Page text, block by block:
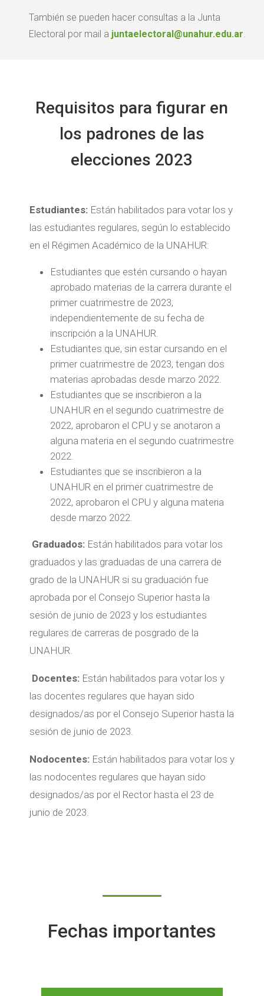
También se pueden hacer consultas a la Junta
Electoral por mail a juntaelectoral@unahur.edu.ar.
Requisitos para figurar en
los padrones de las
elecciones 2023
Estudiantes:Están habilitados para votar los y
las estudiantes regulares, según lo establecido
en el Régimen Académico de la UNAHUR:
Estudiantes que estén cursando o hayan
aprobado materias de la carrera durante el
primer cuatrimestre de 2023,
independientemente de su fecha de
inscripción a la UNAHUR.
Estudiantes que, sin estar cursando en el
primer cuatrimestre de 2023, tengan dos
materias aprobadas desde marzo 2022.
Estudiantes que se inscribieron a la
UNAHUR en el segundo cuatrimestre de
2022, aprobaron el CPU y se anotaron a
alguna materia en el segundo cuatrimestre
2022.
Estudiantes que se inscribieron a la
UNAHUR en el primer cuatrimestre de
2022, aprobaron el CPU y alguna materia
desde marzo 2022.
Graduados:Están habilitados para votar los
graduados y las graduadas de una carrera de
grado de la UNAHUR si su graduación fue
aprobada por el Consejo Superior hasta la
sesión de junio de 2023 y los estudiantes
regulares de carreras de posgrado de la
UNAHUR.
Docentes:Están habilitados para votar los y
las docentes regulares que hayan sido
designados/as por el Consejo Superior hasta la
sesión de junio de 2023.
Nodocentes:Están habilitados para votar los y
las nodocentes regulares que hayan sido
designados/as por el Rector hasta el 23 de
junio de 2023.
Fechas importantes